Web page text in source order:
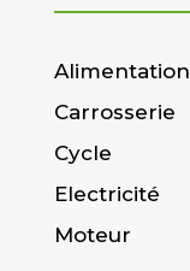
Alimentation
Carrosserie
Cycle
Electricité
Moteur